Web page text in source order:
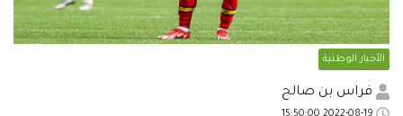
الأخبار الوطنية
فراس بن صالح